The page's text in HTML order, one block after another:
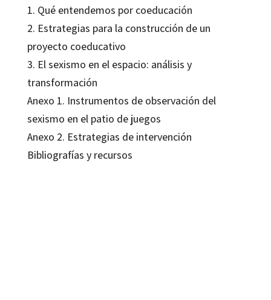
1. Qué entendemos por coeducación
2. Estrategias para la construcción de un
proyecto coeducativo
3. El sexismo en el espacio: análisis y
transformación
Anexo 1. Instrumentos de observación del
sexismo en el patio de juegos
Anexo 2. Estrategias de intervención
Bibliografías y recursos